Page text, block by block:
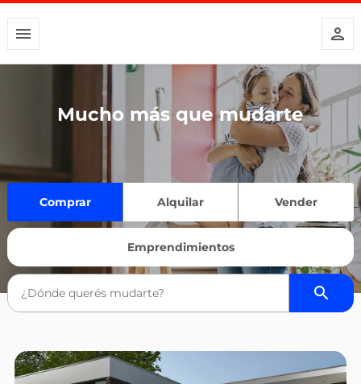
Mucho más que mudarte
Comprar Alquilar Vender
Emprendimientos